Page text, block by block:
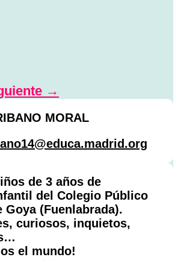
→
MORAL
de 3 años de
del Colegio Público
Goya (Fuenlabrada).
curiosos, inquietos,
el mundo!